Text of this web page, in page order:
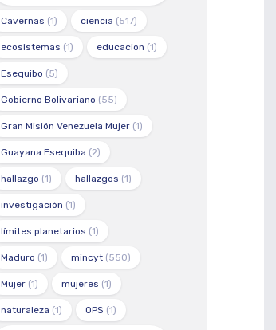
Cavernas (1) ciencia (517)
ecosistemas (1) educacion (1)
Esequibo (5)
Gobierno Bolivariano (55)
Gran Misión Venezuela Mujer (1)
Guayana Esequiba (2)
hallazgo (1) hallazgos (1)
investigación (1)
límites planetarios (1)
Maduro (1) mincyt (550)
Mujer (1) mujeres (1)
naturaleza (1) OPS (1)